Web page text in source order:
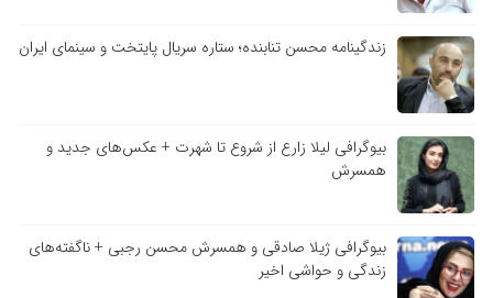
زندگینامه محسن تنابنده؛ ستاره سریال پایتخت و سینمای ایران
بیوگرافی لیلا زارع از شروع تا شهرت + عکس‌های جدید و
همسرش
بیوگرافی ژیلا صادقی و همسرش محسن رجبی + ناگفته‌های
زندگی و حواشی اخیر